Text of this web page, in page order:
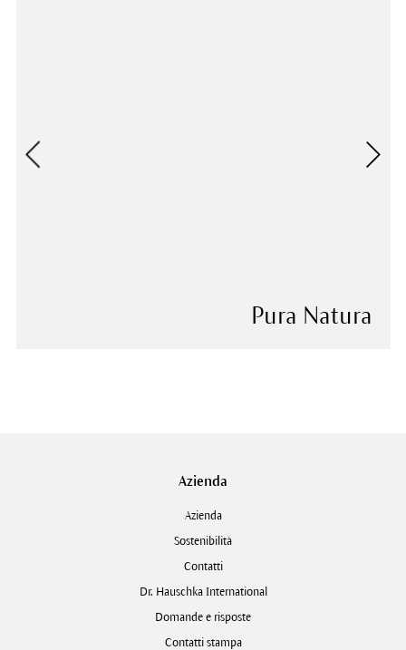
Pura Natura
Azienda
Azienda
Sostenibilità
Contatti
Dr. Hauschka International
Domande e risposte
Contatti stampa